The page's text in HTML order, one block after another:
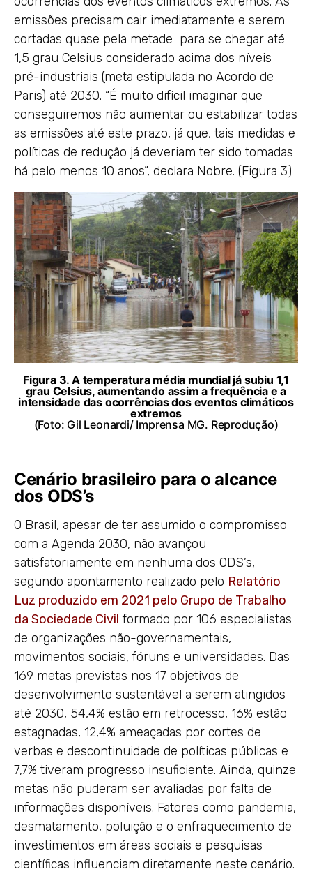
emissões precisam cair imediatamente e serem
cortadas quase pela metade para se chegar até
1,5 grau Celsius considerado acima dos níveis
pré-industriais (meta estipulada no Acordo de
Paris) até 2030. “É muito difícil imaginar que
conseguiremos não aumentar ou estabilizar todas
as emissões até este prazo, já que, tais medidas e
políticas de redução já deveriam ter sido tomadas
há pelo menos 10 anos”, declara Nobre. (Figura 3)
Figura 3. A temperatura média mundial já subiu 1,1
grau Celsius, aumentando assim a frequência e a
intensidade das ocorrências dos eventos climáticos
extremos
(Foto: Gil Leonardi/ Imprensa MG. Reprodução)
Cenário brasileiro para o alcance
dos ODS’s
O Brasil, apesar de ter assumido o compromisso
com a Agenda 2030, não avançou
satisfatoriamente em nenhuma dos ODS’s,
segundo apontamento realizado pelo Relatório
Luz produzido em 2021 pelo Grupo de Trabalho
da Sociedade Civil formado por 106 especialistas
de organizações não-governamentais,
movimentos sociais, fóruns e universidades. Das
169 metas previstas nos 17 objetivos de
desenvolvimento sustentável a serem atingidos
até 2030, 54,4% estão em retrocesso, 16% estão
estagnadas, 12,4% ameaçadas por cortes de
verbas e descontinuidade de políticas públicas e
7,7% tiveram progresso insuficiente. Ainda, quinze
metas não puderam ser avaliadas por falta de
informações disponíveis. Fatores como pandemia,
desmatamento, poluição e o enfraquecimento de
investimentos em áreas sociais e pesquisas
científicas influenciam diretamente neste cenário.